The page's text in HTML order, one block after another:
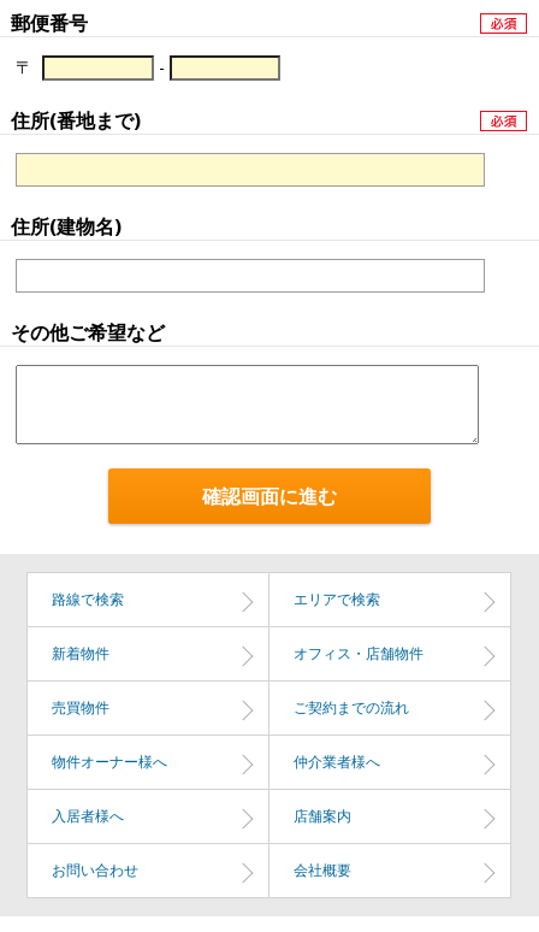
郵便番号
〒 -
住所(番地まで)
住所(建物名)
その他ご希望など
路線で検索 エリアで検索
新着物件 オフィス・店舗物件
売買物件 ご契約までの流れ
物件オーナー様へ 仲介業者様へ
入居者様へ 店舗案内
お問い合わせ 会社概要